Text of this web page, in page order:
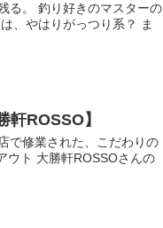
る。 釣り好きのマスターの
、やはりがっつり系？ ま
ROSSO】
で修業された、こだわりの
ウト 大勝軒ROSSOさんの